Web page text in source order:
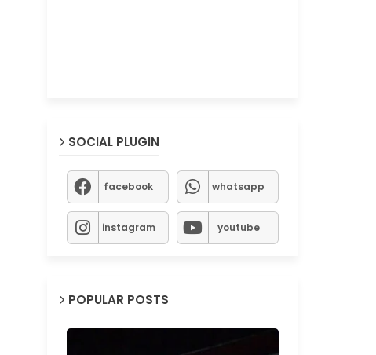
SOCIAL PLUGIN
facebook whatsapp
instagram youtube
POPULAR POSTS